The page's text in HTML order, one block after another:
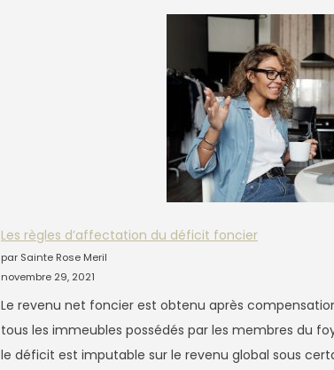
Les règles d’affectation du déficit foncier
par Sainte Rose Meril
novembre 29, 2021
Le revenu net foncier est obtenu après
tous les immeubles possédés par les membres du
le déficit est imputable sur le revenu global sous